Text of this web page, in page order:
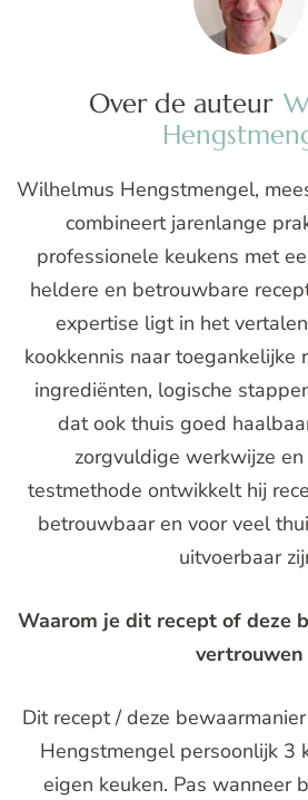
Over de auteur
Wilhelmus Hengstmengel,
combineert jarenlange
professionele keukens met
heldere en betrouwbare
expertise ligt in het
kookkennis naar toegankelijke
ingrediënten, logische
dat ook thuis goed
zorgvuldige werkwijze
testmethode ontwikkelt hij
betrouwbaar en voor veel
uitvoerbaar
Waarom je dit recept of deze
vertrouwen
Dit recept / deze
Hengstmengel persoonlijk 3
eigen keuken. Pas wanneer